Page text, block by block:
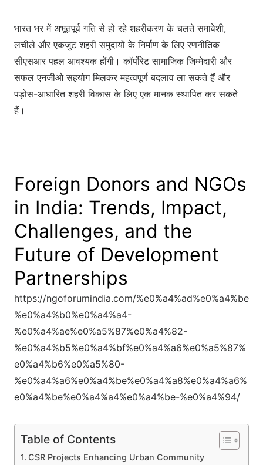
भारत भर में अभूतपूर्व गति से हो रहे शहरीकरण के चलते समावेशी,
लचीले और एकजुट शहरी समुदायों के निर्माण के लिए रणनीतिक
सीएसआर पहल आवश्यक होंगी। कॉर्पोरेट सामाजिक जिम्मेदारी और
सफल एनजीओ सहयोग मिलकर महत्वपूर्ण बदलाव ला सकते हैं और
पड़ोस-आधारित शहरी विकास के लिए एक मानक स्थापित कर सकते
हैं।
Foreign Donors and NGOs
in India: Trends, Impact,
Challenges, and the
Future of Development
Partnerships
https://ngoforumindia.com/%e0%a4%ad%e0%a4%be
%e0%a4%b0%e0%a4%a4-
%e0%a4%ae%e0%a5%87%e0%a4%82-
%e0%a4%b5%e0%a4%bf%e0%a4%a6%e0%a5%87%
e0%a4%b6%e0%a5%80-
%e0%a4%a6%e0%a4%be%e0%a4%a8%e0%a4%a6%
e0%a4%be%e0%a4%a4%e0%a4%be-%e0%a4%94/
Table of Contents
CSR Projects Enhancing Urban Community